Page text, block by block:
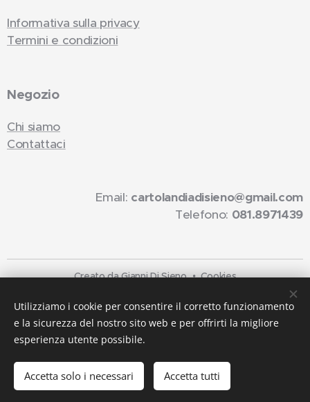
Aggiungi al carrello
Informativa sulla privacy
Termini e condizioni
Negozio
Chi siamo
Contattaci
Email: cartolandiadisieno@gmail.com
Telefono: 081.8971439
Creato da Gianni Di Sieno Cookies
Lingue
Italiano
English
Utilizziamo i cookie per consentire il corretto funzionamento
e la sicurezza del nostro sito web e per offrirti la migliore
esperienza utente possibile.
Accetta solo i necessari Accetta tutti